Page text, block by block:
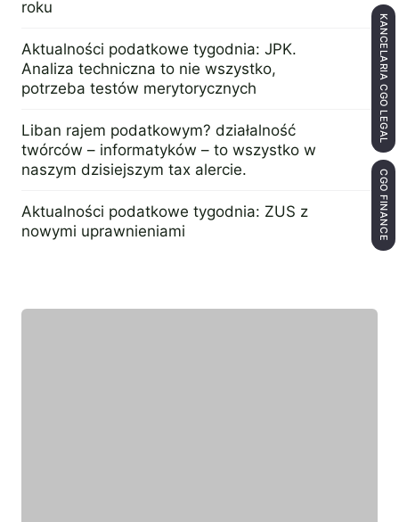
roku
Aktualności podatkowe tygodnia: JPK.
Analiza techniczna to nie wszystko,
potrzeba testów merytorycznych
Liban rajem podatkowym? działalność
twórców – informatyków – to wszystko w
naszym dzisiejszym tax alercie.
Aktualności podatkowe tygodnia: ZUS z
nowymi uprawnieniami
KANCELARIA CGO LEGAL
CGO FINANCE